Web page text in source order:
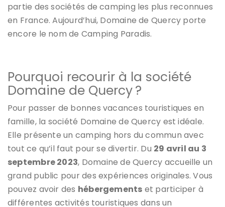
partie des sociétés de camping les plus reconnues
en France. Aujourd’hui, Domaine de Quercy porte
encore le nom de Camping Paradis.
Pourquoi recourir à la société
Domaine de Quercy ?
Pour passer de bonnes vacances touristiques en
famille, la société Domaine de Quercy est idéale.
Elle présente un camping hors du commun avec
tout ce qu’il faut pour se divertir. Du 29 avril au 3
septembre 2023, Domaine de Quercy accueille un
grand public pour des expériences originales. Vous
pouvez avoir des hébergements et participer à
différentes activités touristiques dans un